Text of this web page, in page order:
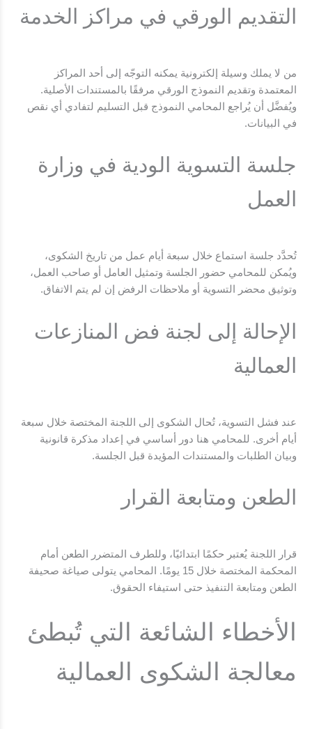
التقديم الورقي في مراكز الخدمة
من لا يملك وسيلة إلكترونية يمكنه التوجّه إلى أحد المراكز
المعتمدة وتقديم النموذج الورقي مرفقًا بالمستندات الأصلية.
ويُفضَّل أن يُراجع المحامي النموذج قبل التسليم لتفادي أي نقص
في البيانات.
جلسة التسوية الودية في وزارة
العمل
تُحدَّد جلسة استماع خلال سبعة أيام عمل من تاريخ الشكوى،
ويُمكن للمحامي حضور الجلسة وتمثيل العامل أو صاحب العمل،
وتوثيق محضر التسوية أو ملاحظات الرفض إن لم يتم الاتفاق.
الإحالة إلى لجنة فض المنازعات
العمالية
عند فشل التسوية، تُحال الشكوى إلى اللجنة المختصة خلال سبعة
أيام أخرى. للمحامي هنا دور أساسي في إعداد مذكرة قانونية
وبيان الطلبات والمستندات المؤيدة قبل الجلسة.
الطعن ومتابعة القرار
قرار اللجنة يُعتبر حكمًا ابتدائيًا، وللطرف المتضرر الطعن أمام
المحكمة المختصة خلال 15 يومًا. المحامي يتولى صياغة صحيفة
الطعن ومتابعة التنفيذ حتى استيفاء الحقوق.
الأخطاء الشائعة التي تُبطئ
معالجة الشكوى العمالية